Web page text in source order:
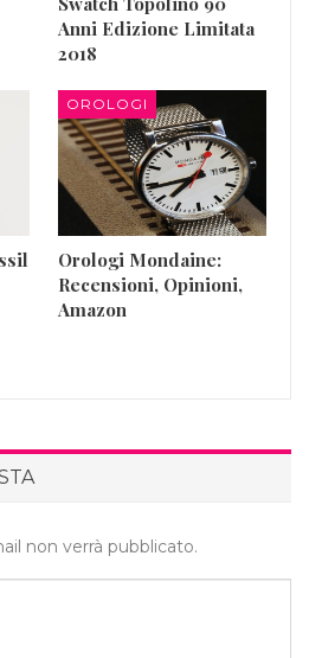
Anni Edizione Limitata
2018
OROLOGI
Orologi Mondaine:
Recensioni, Opinioni,
Amazon
non verrà pubblicato.